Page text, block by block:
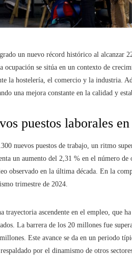
un nuevo récord histórico al alcanzar
ocupación se sitúa en un contexto de
la hostelería, el comercio y la industria.
una mejora constante en la calidad y
puestos laborales en
nuevos puestos de trabajo, un ritmo
un aumento del 2,31 % en el número
observado en la última década. En la
trimestre de 2024.
ascendente en el empleo, que
La barrera de los 20 millones fue
Este avance se da en un periodo
por el dinamismo de otros